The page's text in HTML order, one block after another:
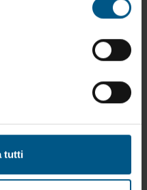
tutti
trasporto di materiale
alla portata richiesta.